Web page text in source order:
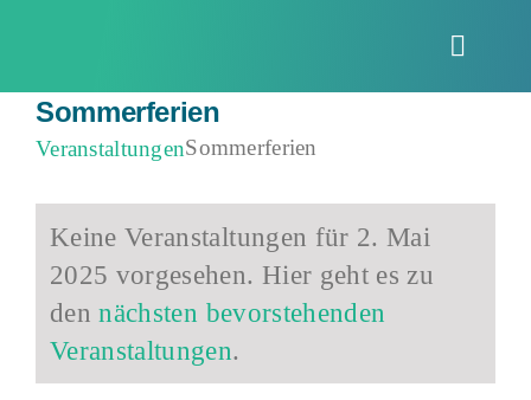
Toggle
Sommerferien
VeranstaltungenSommerferien
Veranstaltungen
für
2.
Mai
2025
Hinweis
Keine Veranstaltungen für 2. Mai
2025 vorgesehen. Hier geht es zu
dennächsten bevorstehenden
Veranstaltungen.